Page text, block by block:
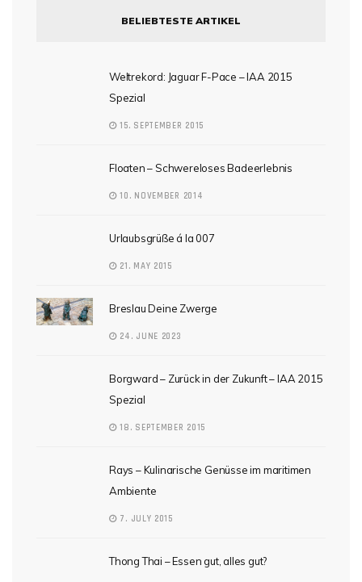
BELIEBTESTE ARTIKEL
Weltrekord: Jaguar F-Pace – IAA 2015
Spezial
15. SEPTEMBER 2015
Floaten – Schwereloses Badeerlebnis
10. NOVEMBER 2014
Urlaubsgrüße á la 007
21. MAY 2015
Breslau Deine Zwerge
24. JUNE 2023
Borgward – Zurück in der Zukunft – IAA 2015
Spezial
18. SEPTEMBER 2015
Rays – Kulinarische Genüsse im maritimen
Ambiente
7. JULY 2015
Thong Thai – Essen gut, alles gut?